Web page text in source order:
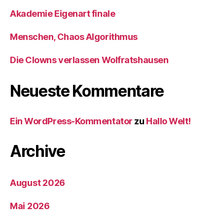
Akademie Eigenart finale
Menschen, Chaos Algorithmus
Die Clowns verlassen Wolfratshausen
Neueste Kommentare
Ein WordPress-Kommentator zu Hallo Welt!
Archive
August 2026
Mai 2026